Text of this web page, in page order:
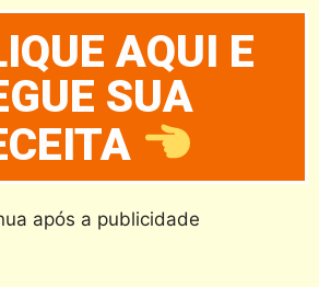
AQUI E
SUA
após a publicidade